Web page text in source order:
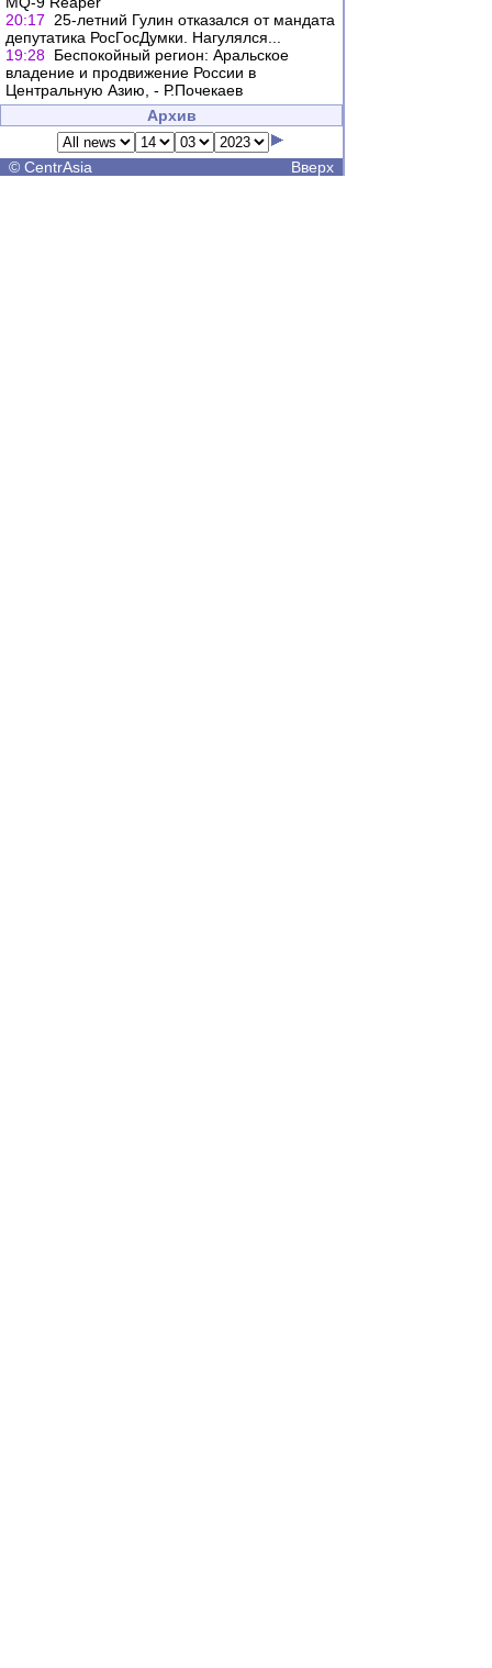
20:17
25-летний Гулин отказался от мандата
депутатика РосГосДумки. Нагулялся...
19:28 Беспокойный регион: Аральское
владение и продвижение России в
Центральную Азию, - Р.Почекаев
Архив
© CentrAsia Вверх